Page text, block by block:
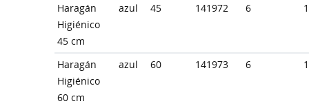
Haragán
Higiénico
45 cm
azul 45 141972 6
Haragán
Higiénico
60 cm
azul 60 141973 6